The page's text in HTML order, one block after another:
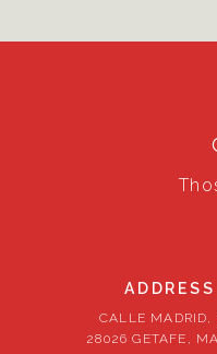
ADDRESS
CALLE MADRID,
28026 GETAFE,